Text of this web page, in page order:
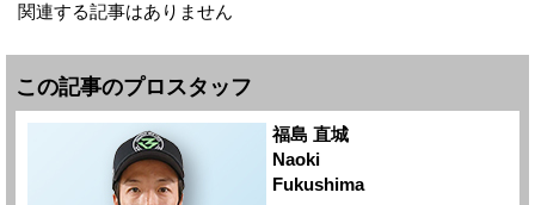
関連する記事はありません
この記事のプロスタッフ
福島 直城
Naoki
Fukushima